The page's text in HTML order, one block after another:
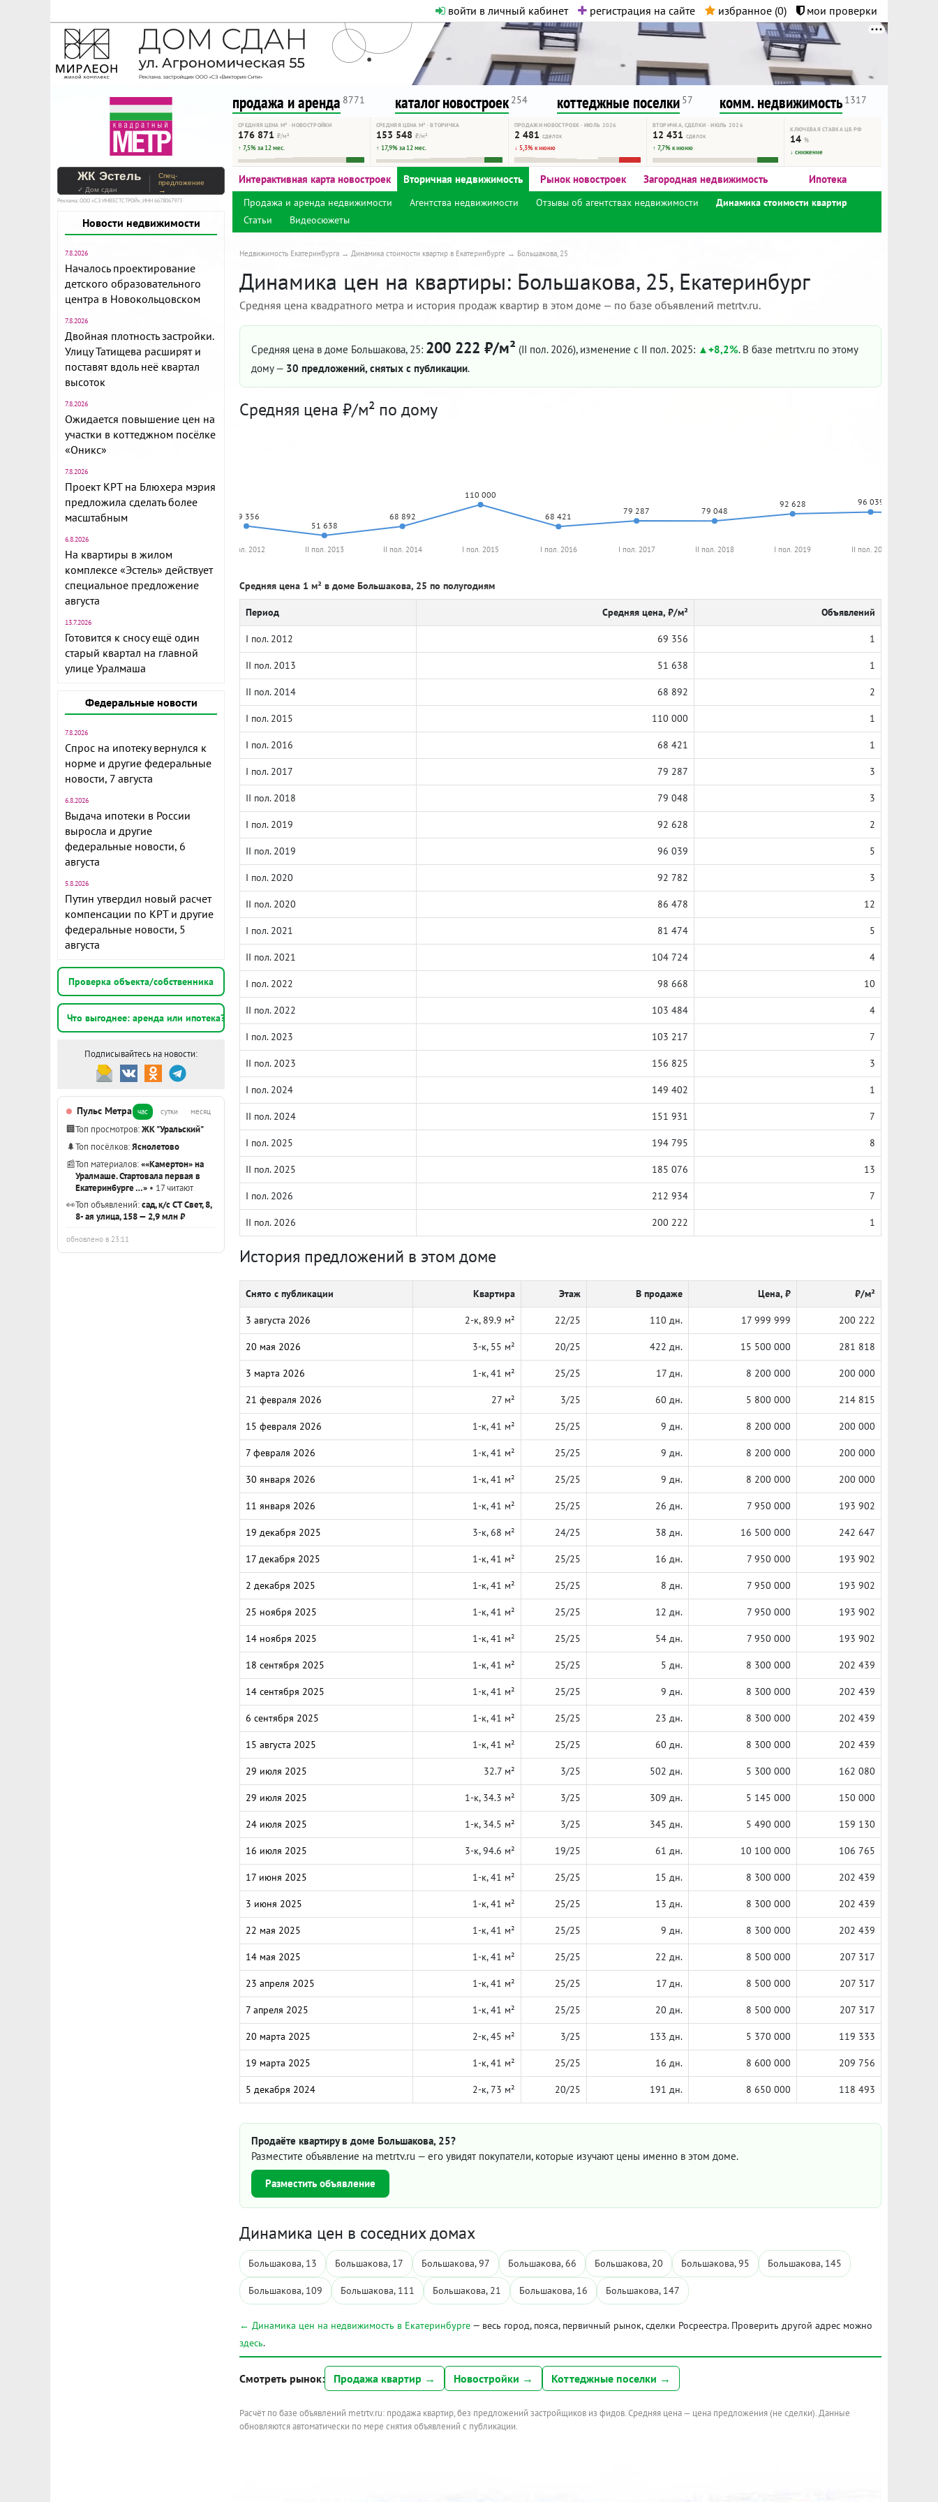
войти в личный кабинет регистрация на сайте избранное (0) мои проверки
На Метре реклама - только нормальная. Никакого шок-контента.
Помогайте независимому ресурсу, как он помогает вам. Удачи!
продажа и аренда 8771 каталог новостроек 254 коттеджные поселки 57 комм. недвижимость 1317
СРЕДНЯЯ ЦЕНА М² · НОВОСТРОЙКИ
176 871 ₽/м²
↑ 7,5% за 12 мес.
СРЕДНЯЯ ЦЕНА М² · ВТОРИЧКА
153 548 ₽/м²
↑ 17,9% за 12 мес.
ПРОДАЖИ НОВОСТРОЕК · ИЮЛЬ 2026
2 481 сделок
↓ 5,3% к июню
ВТОРИЧКА, СДЕЛКИ · ИЮЛЬ 2026
12 431 сделок
↑ 7,7% к июню
КЛЮЧЕВАЯ СТАВКА ЦБ РФ
14%
↓ снижение
ЖК Эстель
✓ Дом сдан
Спец-
предложение
→
Реклама. ООО «СЗ ИНВЕСТСТРОЙ», ИНН 6678067973
Новости недвижимости
7.8.2026
Началось проектирование
детского образовательного
центра в Новокольцовском
7.8.2026
Двойная плотность застройки.
Улицу Татищева расширят и
поставят вдоль неё квартал
высоток
7.8.2026
Ожидается повышение цен на
участки в коттеджном посёлке
«Оникс»
7.8.2026
Проект КРТ на Блюхера мэрия
предложила сделать более
масштабным
6.8.2026
На квартиры в жилом
комплексе «Эстель» действует
специальное предложение
августа
13.7.2026
Готовится к сносу ещё один
старый квартал на главной
улице Уралмаша
Федеральные новости
7.8.2026
Спрос на ипотеку вернулся к
норме и другие федеральные
новости, 7 августа
6.8.2026
Выдача ипотеки в России
выросла и другие
федеральные новости, 6
августа
5.8.2026
Путин утвердил новый расчет
компенсации по КРТ и другие
федеральные новости, 5
августа
Проверка объекта/собственника
Что выгоднее: аренда или ипотека?
Подписывайтесь на новости:
Пульс Метра час сутки месяц
🏢Топ просмотров:ЖК "Уральский"
🌲Топ посёлков:Яснолетово
📰Топ материалов:««Камертон» на
Уралмаше. Стартовала первая в
Екатеринбурге …» • 17 читают
👀Топ объявлений:сад, к/с СТ Свет, 8,
8- ая улица, 158 — 2,9 млн ₽
обновлено в 23:11
Интерактивная карта новостроек Вторичная недвижимость Рынок новостроек Загородная недвижимость Ипотека
Продажа и аренда недвижимости Агентства недвижимости Отзывы об агентствах недвижимости
Динамика стоимости квартир
Статьи
Видеосюжеты
Недвижимость Екатеринбурга Динамика стоимости квартир в Екатеринбурге Большакова, 25
Динамика цен на квартиры: Большакова, 25, Екатеринбург
Средняя цена квадратного метра и история продаж квартир в этом доме — по базе объявлений metrtv.ru.
Средняя цена в доме Большакова, 25: 200 222 ₽/м² (II пол. 2026), изменение с II пол. 2025: +8,2%. В базе metrtv.ru по этому
дому — 30 предложений, снятых с публикации.
Средняя цена ₽/м² по дому
69 356
51 638
68 892
110 000
68 421
79 287 79 048
92 628 96 039
I пол. 2012 II пол. 2013 II пол. 2014 I пол. 2015 I пол. 2016 I пол. 2017 II пол. 2018 I пол. 2019 II пол. 2019
Средняя цена 1 м² в доме Большакова, 25 по полугодиям
Период Средняя цена, ₽/м² Объявлений
I пол. 2012 69 356 1
II пол. 2013 51 638 1
II пол. 2014 68 892 2
I пол. 2015 110 000 1
I пол. 2016 68 421 1
I пол. 2017 79 287 3
II пол. 2018 79 048 3
I пол. 2019 92 628 2
II пол. 2019 96 039 5
I пол. 2020 92 782 3
II пол. 2020 86 478 12
I пол. 2021 81 474 5
II пол. 2021 104 724 4
I пол. 2022 98 668 10
II пол. 2022 103 484 4
I пол. 2023 103 217 7
II пол. 2023 156 825 3
I пол. 2024 149 402 1
II пол. 2024 151 931 7
I пол. 2025 194 795 8
II пол. 2025 185 076 13
I пол. 2026 212 934 7
II пол. 2026 200 222 1
История предложений в этом доме
Снято с публикации Квартира Этаж В продаже Цена, ₽ ₽/м²
3 августа 2026 2-к, 89.9 м² 22/25 110 дн. 17 999 999 200 222
20 мая 2026 3-к, 55 м² 20/25 422 дн. 15 500 000 281 818
3 марта 2026 1-к, 41 м² 25/25 17 дн. 8 200 000 200 000
21 февраля 2026 27 м² 3/25 60 дн. 5 800 000 214 815
15 февраля 2026 1-к, 41 м² 25/25 9 дн. 8 200 000 200 000
7 февраля 2026 1-к, 41 м² 25/25 9 дн. 8 200 000 200 000
30 января 2026 1-к, 41 м² 25/25 9 дн. 8 200 000 200 000
11 января 2026 1-к, 41 м² 25/25 26 дн. 7 950 000 193 902
19 декабря 2025 3-к, 68 м² 24/25 38 дн. 16 500 000 242 647
17 декабря 2025 1-к, 41 м² 25/25 16 дн. 7 950 000 193 902
2 декабря 2025 1-к, 41 м² 25/25 8 дн. 7 950 000 193 902
25 ноября 2025 1-к, 41 м² 25/25 12 дн. 7 950 000 193 902
14 ноября 2025 1-к, 41 м² 25/25 54 дн. 7 950 000 193 902
18 сентября 2025 1-к, 41 м² 25/25 5 дн. 8 300 000 202 439
14 сентября 2025 1-к, 41 м² 25/25 9 дн. 8 300 000 202 439
6 сентября 2025 1-к, 41 м² 25/25 23 дн. 8 300 000 202 439
15 августа 2025 1-к, 41 м² 25/25 60 дн. 8 300 000 202 439
29 июля 2025 32.7 м² 3/25 502 дн. 5 300 000 162 080
29 июля 2025 1-к, 34.3 м² 3/25 309 дн. 5 145 000 150 000
24 июля 2025 1-к, 34.5 м² 3/25 345 дн. 5 490 000 159 130
16 июля 2025 3-к, 94.6 м² 19/25 61 дн. 10 100 000 106 765
17 июня 2025 1-к, 41 м² 25/25 15 дн. 8 300 000 202 439
3 июня 2025 1-к, 41 м² 25/25 13 дн. 8 300 000 202 439
22 мая 2025 1-к, 41 м² 25/25 9 дн. 8 300 000 202 439
14 мая 2025 1-к, 41 м² 25/25 22 дн. 8 500 000 207 317
23 апреля 2025 1-к, 41 м² 25/25 17 дн. 8 500 000 207 317
7 апреля 2025 1-к, 41 м² 25/25 20 дн. 8 500 000 207 317
20 марта 2025 2-к, 45 м² 3/25 133 дн. 5 370 000 119 333
19 марта 2025 1-к, 41 м² 25/25 16 дн. 8 600 000 209 756
5 декабря 2024 2-к, 73 м² 20/25 191 дн. 8 650 000 118 493
Продаёте квартиру в доме Большакова, 25?
Разместите объявление на metrtv.ru — его увидят покупатели, которые изучают цены именно в этом доме.
Разместить объявление
Динамика цен в соседних домах
Большакова, 13 Большакова, 17 Большакова, 97 Большакова, 66 Большакова, 20 Большакова, 95 Большакова, 145
Большакова, 109 Большакова, 111 Большакова, 21 Большакова, 16 Большакова, 147
← Динамика цен на недвижимость в Екатеринбурге — весь город, пояса, первичный рынок, сделки Росреестра. Проверить другой адрес можно
здесь.
Смотреть рынок: Продажа квартир → Новостройки → Коттеджные поселки →
Расчёт по базе объявлений metrtv.ru: продажа квартир, без предложений застройщиков из фидов. Средняя цена — цена предложения (не сделки). Данные
обновляются автоматически по мере снятия объявлений с публикации.